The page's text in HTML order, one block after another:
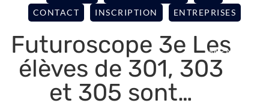
CONTACT
INSCRIPTION ENTREPRISES
Futuroscope 3e Les
élèves de 301, 303
et 305 sont…